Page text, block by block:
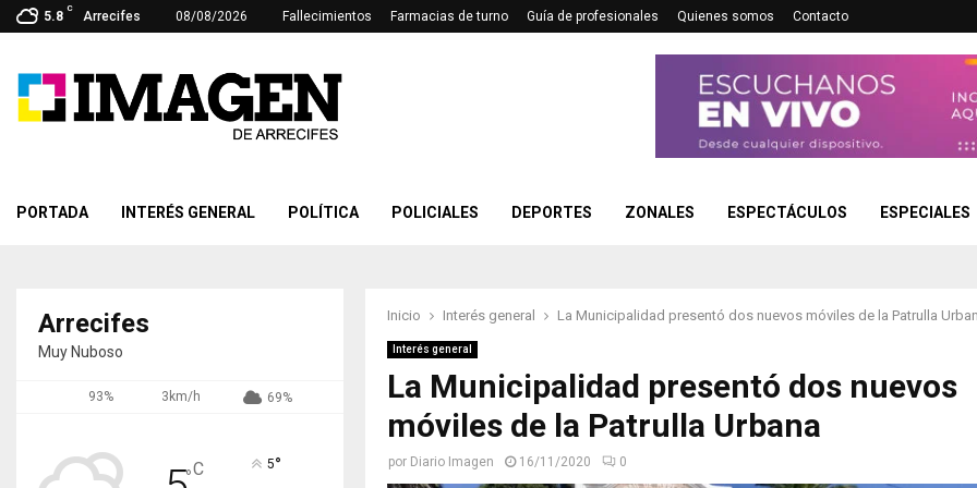
5.8
C
Arrecifes 08/08/2026 Fallecimientos Farmacias de turno Guía de profesionales Quienes somos Contacto
PORTADA INTERÉS GENERAL POLÍTICA POLICIALES DEPORTES ZONALES ESPECTÁCULOS ESPECIALES
Inicio Interés general La Municipalidad presentó dos nuevos móviles de la Patrulla
Interés general
La Municipalidad presentó dos nuevos
móviles de la Patrulla Urbana
por Diario Imagen 16/11/2020 0
Arrecifes
Muy Nuboso
93% 3km/h 69%
°C 5°